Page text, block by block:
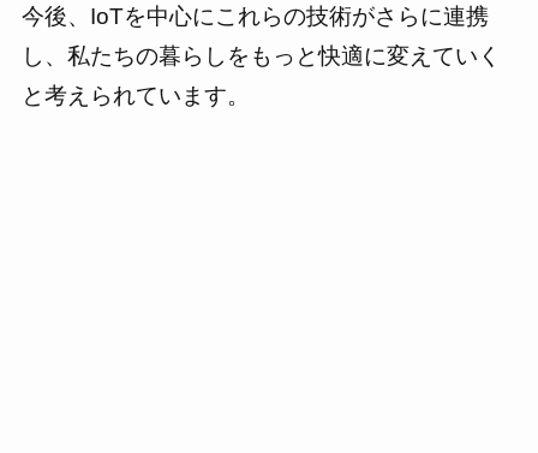
今後、IoTを中心にこれらの技術がさらに連携
し、私たちの暮らしをもっと快適に変えていく
と考えられています。